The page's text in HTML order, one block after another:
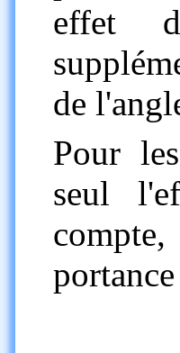
effet
de
Pour
seul